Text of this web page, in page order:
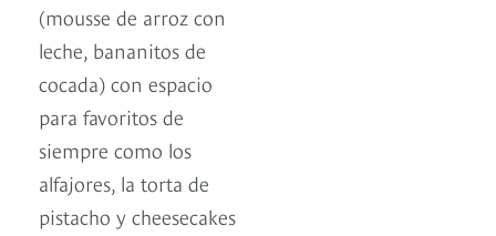
(mousse de arroz con
leche, bananitos de
cocada) con espacio
para favoritos de
siempre como los
alfajores, la torta de
pistacho y cheesecakes